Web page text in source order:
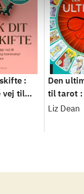
:
vej til
og
Den
til tarot :
guide til
Liz Dean